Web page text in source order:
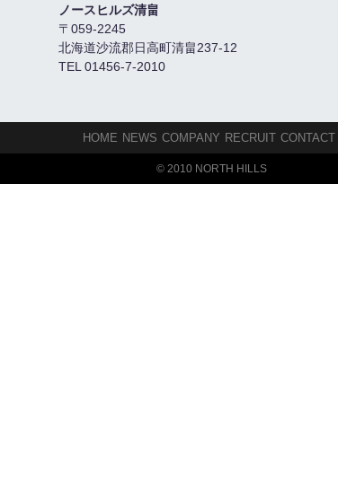
ノースヒルズ清畠
〒059-2245
北海道沙流郡日高町清畠237-12
TEL 01456-7-2010
HOME NEWS COMPANY RECRUIT CONTACT
© 2010 NORTH HILLS